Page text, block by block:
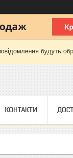
будуть
КОНТАКТИ